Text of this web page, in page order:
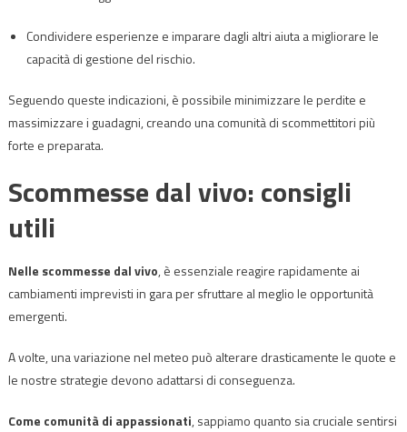
Condividere esperienze e imparare dagli altri aiuta a migliorare le
capacità di gestione del rischio.
Seguendo queste indicazioni, è possibile minimizzare le perdite e
massimizzare i guadagni, creando una comunità di scommettitori più
forte e preparata.
Scommesse dal vivo: consigli
utili
Nelle scommesse dal vivo, è essenziale reagire rapidamente ai
cambiamenti imprevisti in gara per sfruttare al meglio le opportunità
emergenti.
A volte, una variazione nel meteo può alterare drasticamente le quote e
le nostre strategie devono adattarsi di conseguenza.
Come comunità di appassionati, sappiamo quanto sia cruciale sentirsi